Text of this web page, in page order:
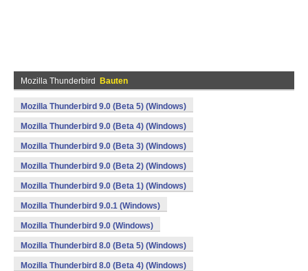
Mozilla Thunderbird Bauten
Mozilla Thunderbird 9.0 (Beta 5) (Windows)
Mozilla Thunderbird 9.0 (Beta 4) (Windows)
Mozilla Thunderbird 9.0 (Beta 3) (Windows)
Mozilla Thunderbird 9.0 (Beta 2) (Windows)
Mozilla Thunderbird 9.0 (Beta 1) (Windows)
Mozilla Thunderbird 9.0.1 (Windows)
Mozilla Thunderbird 9.0 (Windows)
Mozilla Thunderbird 8.0 (Beta 5) (Windows)
Mozilla Thunderbird 8.0 (Beta 4) (Windows)